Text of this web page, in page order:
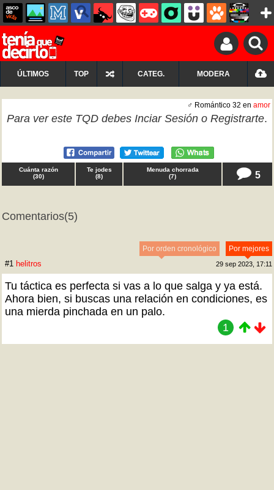
ÚLTIMOS TOP CATEG. MODERA
♂ Romántico 32 en amor
Para ver este TQD debes Inciar Sesión o Registrarte.
Cuánta razón
(30)
Te jodes
(8)
Menuda chorrada
(7) 5
Comentarios(5)
Por mejores
Por orden cronológico
#1 helitros 29 sep 2023, 17:11
Tu táctica es perfecta si vas a lo que salga y ya está.
Ahora bien, si buscas una relación en condiciones, es
una mierda pinchada en un palo.
1